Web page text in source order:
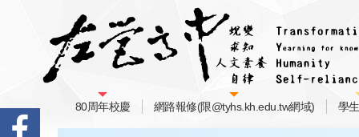
80周年校慶 網路報修(限@tyhs.kh.edu.tw網域) 學